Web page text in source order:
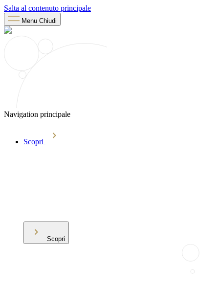
Salta al contenuto principale
Menu Chiudi
Navigation principale
Scopri
Scopri